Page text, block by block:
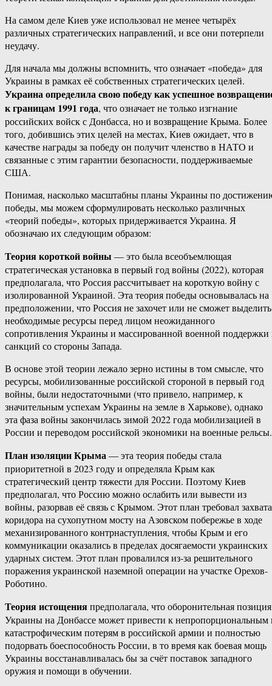
На самом деле Киев уже использовал не менее четырёх
различных стратегических направлений, и все они потерпели
неудачу.
Для начала мы должны вспомнить, что означает «победа» для
Украины в рамках её собственных стратегических целей.
Украина определила свою победу как успешное
к границам 1991 года, что означает не только изгнание
российских войск с Донбасса, но и возвращение Крыма. Более
того, добившись этих целей на местах, Киев ожидает, что в
качестве награды за победу он получит членство в НАТО и
связанные с этим гарантии безопасности, поддерживаемые
США.
Понимая, насколько масштабны планы Украины по
победы, мы можем сформулировать несколько различных
«теорий победы», которых придерживается Украина. Я
обозначаю их следующим образом:
Теория короткой войны — это была всеобъемлющая
стратегическая установка в первый год войны (2022), которая
предполагала, что Россия рассчитывает на короткую войну с
изолированной Украиной. Эта теория победы основывалась на
предположении, что Россия не захочет или не сможет выделить
необходимые ресурсы перед лицом неожиданного
сопротивления Украины и массированной военной поддержки
санкций со стороны Запада.
В основе этой теории лежало зерно истины в том смысле, что
ресурсы, мобилизованные российской стороной в первый год
войны, были недостаточными (что привело, например, к
значительным успехам Украины на земле в Харькове), однако
эта фаза войны закончилась зимой 2022 года мобилизацией в
России и переводом российской экономики на военные рельсы.
План изоляции Крыма— эта теория победы стала
приоритетной в 2023 году и определяла Крым как
стратегический центр тяжести для России. Поэтому Киев
предполагал, что Россию можно ослабить или вывести из
войны, разорвав её связь с Крымом. Этот план требовал захвата
коридора на сухопутном мосту на Азовском побережье в ходе
механизированного контрнаступления, чтобы Крым и его
коммуникации оказались в пределах досягаемости украинских
ударных систем. Этот план провалился из-за решительного
поражения украинской наземной операции на участке Орехов-
Роботино.
Теория истощенияпредполагала, что оборонительная позиция
Украины на Донбассе может привести к непропорциональным
катастрофическим потерям в российской армии и полностью
подорвать боеспособность России, в то время как боевая мощь
Украины восстанавливалась бы за счёт поставок западного
оружия и помощи в обучении.